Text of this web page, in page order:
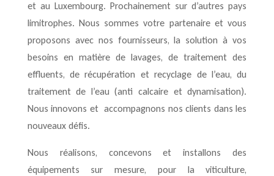
et au Luxembourg. Prochainement sur d’autres pays
limitrophes. Nous sommes votre partenaire et vous
proposons avec nos fournisseurs, la solution à vos
besoins en matière de lavages, de traitement des
effluents, de récupération et recyclage de l’eau, du
traitement de l’eau (anti calcaire et dynamisation).
Nous innovons et accompagnons nos clients dans les
nouveaux défis.
Nous réalisons, concevons et installons des
équipements sur mesure, pour la viticulture,